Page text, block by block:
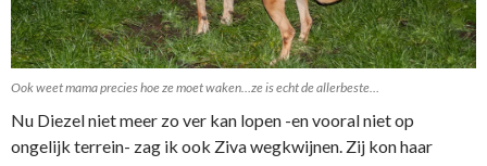
Ook weet mama precies hoe ze moet waken…ze is echt de allerbeste…
Nu Diezel niet meer zo ver kan lopen -en vooral niet op
ongelijk terrein- zag ik ook Ziva wegkwijnen. Zij kon haar